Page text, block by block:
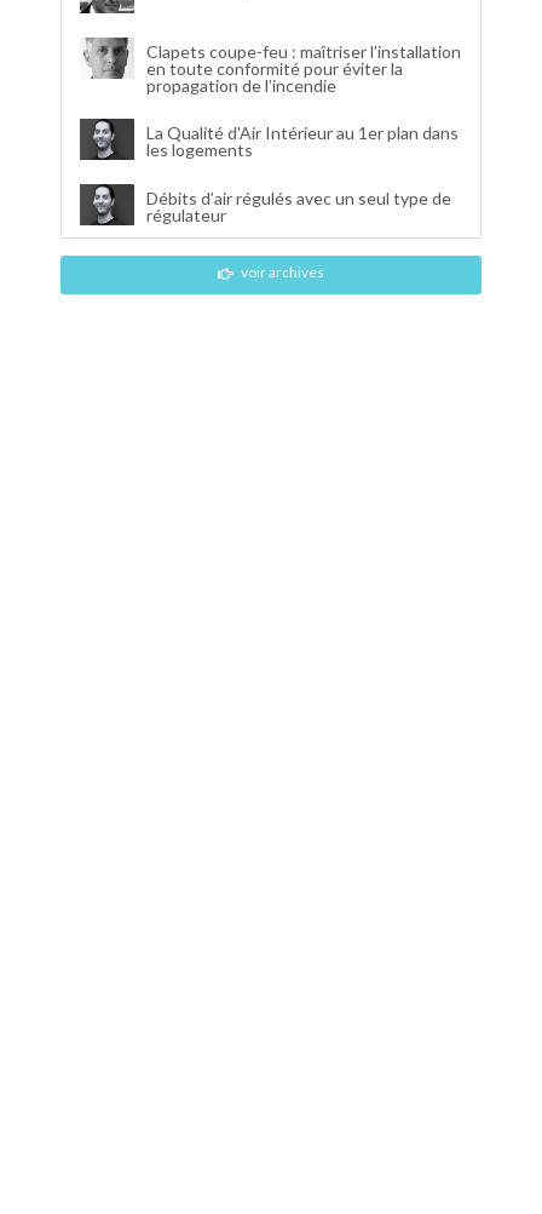
Clapets coupe-feu : maîtriser l’installation
en toute conformité pour éviter la
propagation de l’incendie
La Qualité d'Air Intérieur au 1er plan dans
les logements
Débits d’air régulés avec un seul type de
régulateur
voir archives